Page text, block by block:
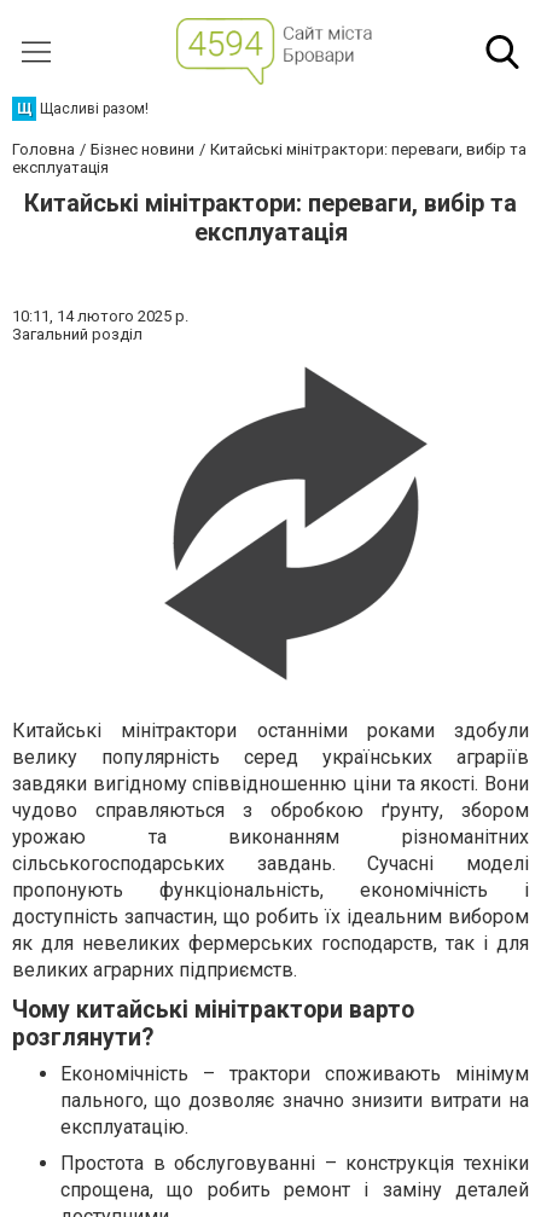
Щ Щасливі разом!
Головна Бізнес новини
Китайські мінітрактори: переваги, вибір та
експлуатація
Китайські мінітрактори: переваги, вибір та
експлуатація
10:11, 14 лютого 2025 р.
Загальний розділ
Китайські мінітрактори останніми роками здобули
велику популярність серед українських аграріїв
завдяки вигідному співвідношенню ціни та якості. Вони
чудово справляються з обробкою ґрунту, збором
урожаю та виконанням різноманітних
сільськогосподарських завдань. Сучасні моделі
пропонують функціональність, економічність і
доступність запчастин, що робить їх ідеальним вибором
як для невеликих фермерських господарств, так і для
великих аграрних підприємств.
Чому китайські мінітрактори варто
розглянути?
Економічність – трактори споживають мінімум
пального, що дозволяє значно знизити витрати на
експлуатацію.
Простота в обслуговуванні – конструкція техніки
спрощена, що робить ремонт і заміну деталей